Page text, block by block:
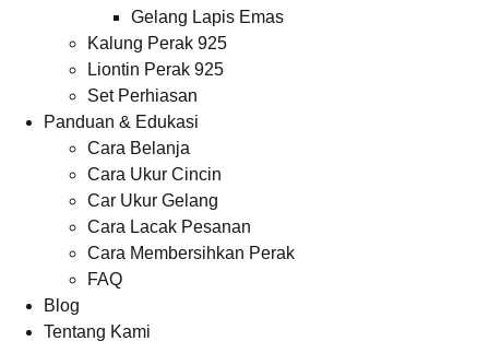
Gelang Lapis Emas
Kalung Perak 925
Liontin Perak 925
Set Perhiasan
Panduan & Edukasi
Cara Belanja
Cara Ukur Cincin
Car Ukur Gelang
Cara Lacak Pesanan
Cara Membersihkan Perak
FAQ
Blog
Tentang Kami